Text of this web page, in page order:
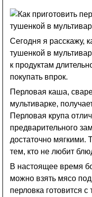
Сегодня я расскажу,
тушенкой в
к продуктам
покупать впрок.
Перловая каша,
мультиварке,
Перловая крупа
предварительного
достаточно мягкими.
тем, кто не любит
В настоящее время
можно взять мясо
перловка готовится